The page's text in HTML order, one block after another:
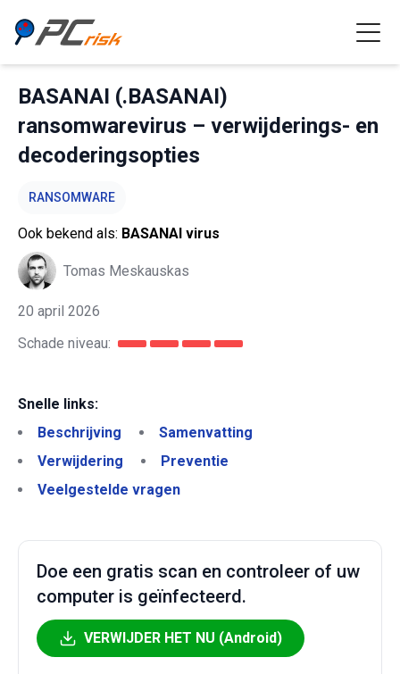
BASANAI (.BASANAI)
ransomwarevirus – verwijderings- en
decoderingsopties
RANSOMWARE
Ook bekend als: BASANAI virus
Tomas Meskauskas
20 april 2026
Schade niveau:
Snelle links:
Beschrijving
Samenvatting
Verwijdering
Preventie
Veelgestelde vragen
Doe een gratis scan en controleer of uw
computer is geïnfecteerd.
VERWIJDER HET NU (Android)